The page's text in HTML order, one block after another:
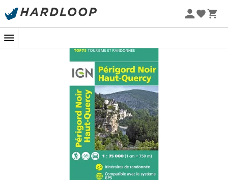
Letnie promocje 🔥 -5% DODATKOWO przy zakupie 2